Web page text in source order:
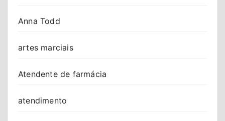
Anna Todd
artes marciais
Atendente de farmácia
atendimento